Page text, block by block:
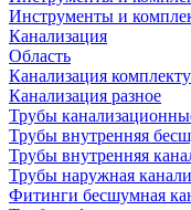
Инструменты и
Канализация
Область
Канализация
Канализация разное
Трубы
Трубы внутренняя
Трубы внутренняя
Трубы наружная
Фитинги бесшумная